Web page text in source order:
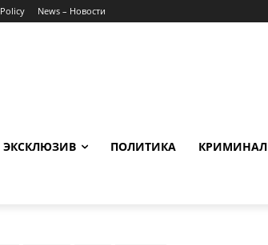
News – Новости
ЭКСКЛЮЗИВ ПОЛИТИКА КРИМИНАЛ